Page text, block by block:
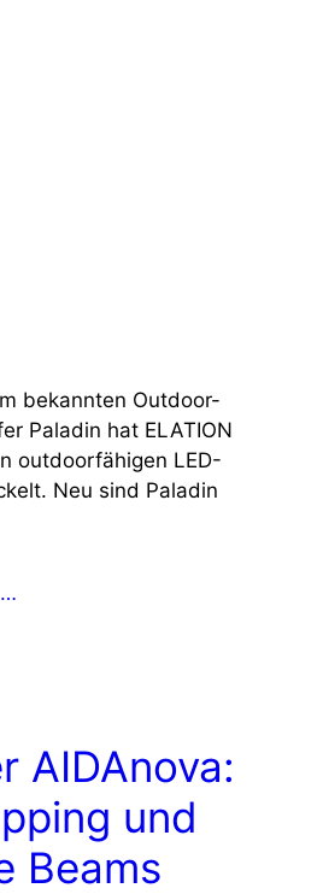
bekannten Outdoor-
Paladin hat ELATION
outdoorfähigen LED-
Neu sind Paladin
AIDAnova:
und
Beams